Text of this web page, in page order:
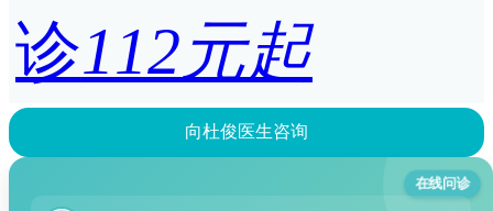
诊112元起
向杜俊医生咨询
在线问诊